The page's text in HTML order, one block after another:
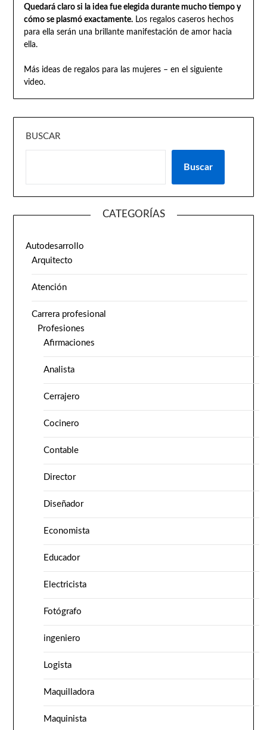
Quedará claro si la idea fue elegida durante mucho tiempo y
cómo se plasmó exactamente.Los regalos caseros hechos
para ella serán una brillante manifestación de amor hacia
ella.
Más ideas de regalos para las mujeres – en el siguiente
video.
BUSCAR
Buscar
CATEGORÍAS
Autodesarrollo
Arquitecto
Atención
Carrera profesional
Profesiones
Afirmaciones
Analista
Cerrajero
Cocinero
Contable
Director
Diseñador
Economista
Educador
Electricista
Fotógrafo
ingeniero
Logista
Maquilladora
Maquinista